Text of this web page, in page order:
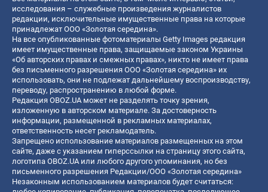
исследования – служебные произведения журналистов
редакции, исключительные имущественные права на которые
принадлежат ООО «Золотая середина».
На все опубликованные фотоматериалы Getty Images редакция
имеет имущественные права, защищаемые законом Украины
«Об авторских правах и смежных правах», никто не имеет права
без письменного разрешения ООО «Золотая середина» их
использовать, они не подлежат дальнейшему воспроизводству,
переводу, распространению в любой форме.
Редакция OBOZ.UA может не разделять точку зрения,
изложенную в авторском материале. За достоверность
информации, размещенной в рекламных материалах,
ответственность несет рекламодатель.
Запрещено использование материалов размещенных на этом
сайте, даже с указанием гиперссылки на страницу этого сайта,
логотипа OBOZ.UA или любого другого упоминания, но без
письменного разрешения Редакции/ООО «Золотая середина»
Незаконным использованием материалов будет считаться: